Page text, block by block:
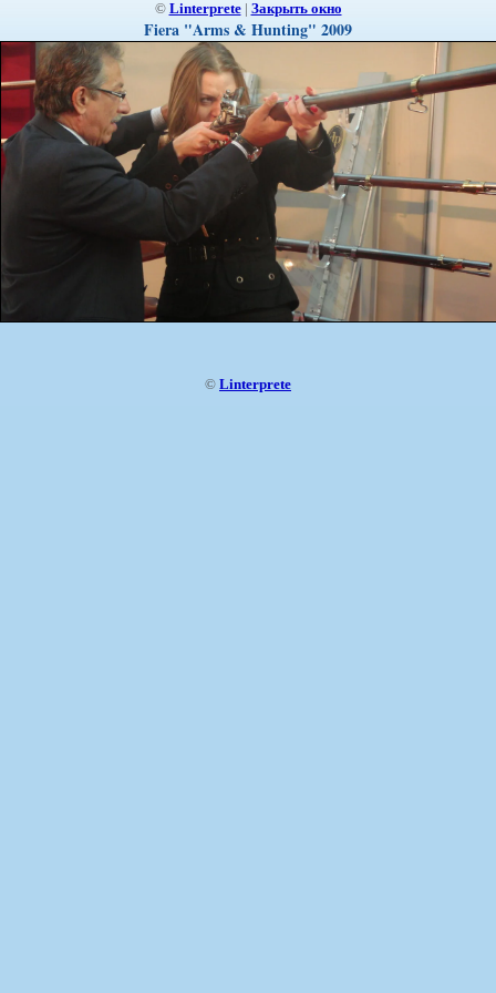
© Linterprete| Закрыть окно
Fiera "Arms & Hunting" 2009
© Linterprete